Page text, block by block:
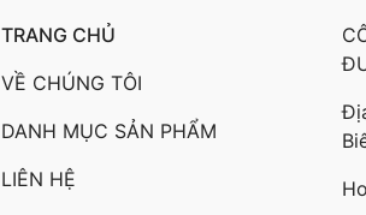
TRANG CHỦ
VỀ CHÚNG TÔI
DANH MỤC SẢN PHẨM
LIÊN HỆ